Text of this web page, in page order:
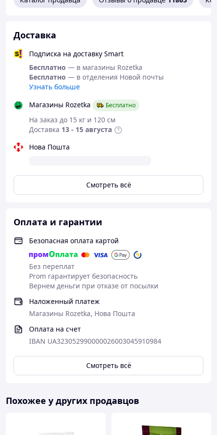
3 – 700 МЕ; железо (3b103) – 35 мг; йод (3b201, 3b202) –
3,5 мг; медь (3b405, 3b406) – 11 мг; марганец (3b502,
3b504) – 45 мг; цинк (3b603, 3b605, 3b606) – 133 мг;
селен (3b801, 3b811, 3b812) – 0,06 мг. Антиоксиданты.
ИНСТРУКЦИИ ПО КОРМЛЕНИЮ
Доставка
Подписка на доставку Smart
Бесплатно — в магазины Rozetka
Бесплатно — в отделения Новой почты
Узнать больше
Магазины Rozetka
Бесплатно
На заказ до 15 кг и 120 см
Доставка 13 - 15 августа
Нова Пошта
Смотреть всё
Оплата и гарантии
Безопасная оплата картой
Без переплат
Prom гарантирует безопасность
Вернем деньги при отказе от посылки
Наложенный платеж
Магазины Rozetka, Нова Пошта
Оплата на счет
IBAN UA323052990000026003045910984
Смотреть всё
Похожее у других продавцов